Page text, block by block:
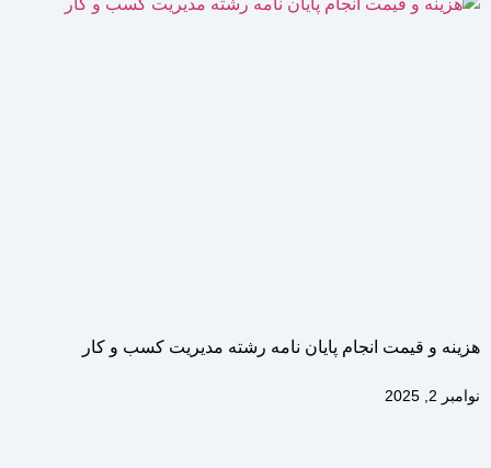
هزینه و قیمت انجام پایان نامه رشته مدیریت کسب و کار
نوامبر 2, 2025